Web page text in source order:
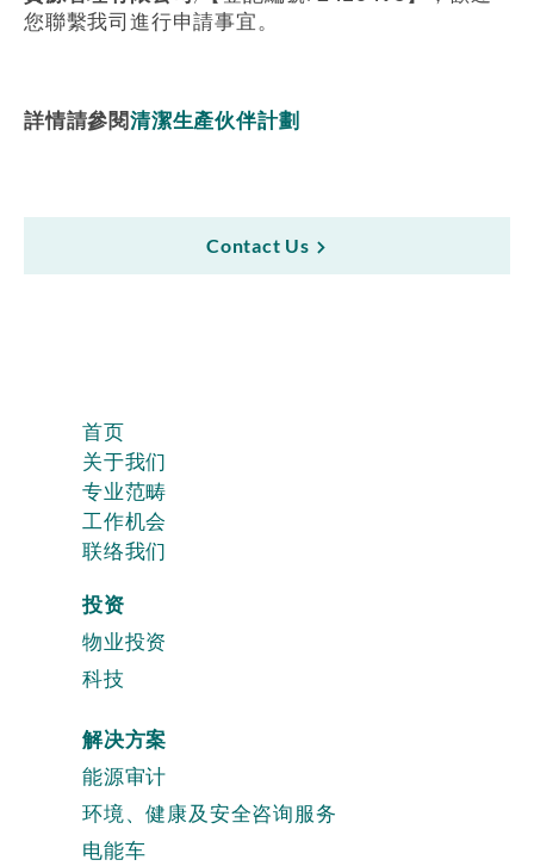
您聯繫我司進行申請事宜。
詳情請參閱清潔生產伙伴計劃
Contact Us
投资
物业投资
科技
解决方案
能源审计
环境、健康及安全咨询服务
电能车
首页
关于我们
专业范畴
工作机会
联络我们